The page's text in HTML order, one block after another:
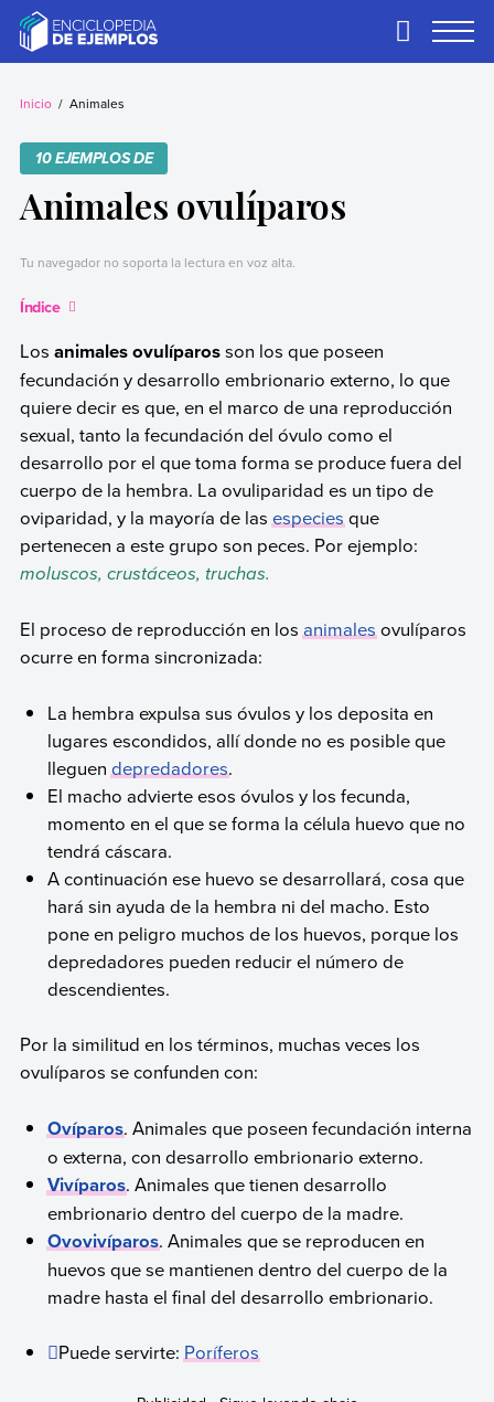
contentEjemplos
Necesitas ejemplos.
Primary
Inicio Animales
10 EJEMPLOS DE
Animales ovulíparos
Tu navegador no soporta la lectura en voz alta.
Índice
Los animales ovulíparosson los que poseen
fecundación y desarrollo embrionario externo, lo que
quiere decir es que, en el marco de una reproducción
sexual, tanto la fecundación del óvulo como el
desarrollo por el que toma forma se produce fuera del
cuerpo de la hembra. La ovuliparidad es un tipo de
oviparidad, y la mayoría de lasespeciesque
pertenecen a este grupo son peces. Por ejemplo:
moluscos, crustáceos, truchas.
El proceso de reproducción en losanimalesovulíparos
ocurre en forma sincronizada:
La hembra expulsa sus óvulos y los deposita en
lugares escondidos, allí donde no es posible que
lleguendepredadores.
El macho advierte esos óvulos y los fecunda,
momento en el que se forma la célula huevo que no
tendrá cáscara.
A continuación ese huevo se desarrollará, cosa que
hará sin ayuda de la hembra ni del macho. Esto
pone en peligro muchos de los huevos, porque los
depredadores pueden reducir el número de
descendientes.
Por la similitud en los términos, muchas veces los
ovulíparos se confunden con:
Ovíparos. Animales que poseen fecundación interna
o externa, con desarrollo embrionario externo.
Vivíparos. Animales que tienen desarrollo
embrionario dentro del cuerpo de la madre.
Ovovivíparos. Animales que se reproducen en
huevos que se mantienen dentro del cuerpo de la
madre hasta el final del desarrollo embrionario.
Puede servirte:Poríferos